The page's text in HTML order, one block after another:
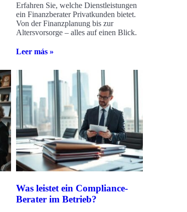
Erfahren Sie, welche Dienstleistungen
ein Finanzberater Privatkunden bietet.
Von der Finanzplanung bis zur
Altersvorsorge – alles auf einen Blick.
Leer más »
Was leistet ein Compliance-
Berater im Betrieb?